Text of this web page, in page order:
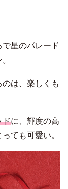
星のパレード
は、楽しくも
ドに、輝度の高
ても可愛い。